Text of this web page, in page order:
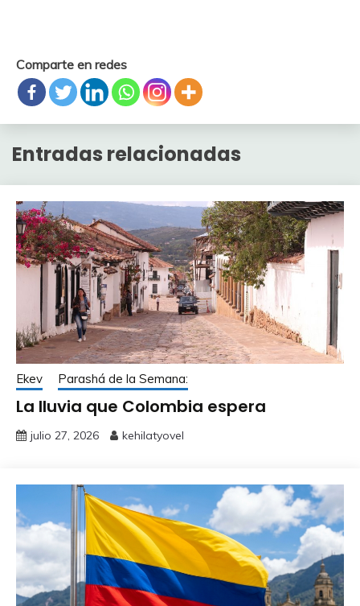
Comparte en redes
Entradas relacionadas
Ekev Parashá de la Semana:
La lluvia que Colombia espera
julio 27, 2026 kehilatyovel